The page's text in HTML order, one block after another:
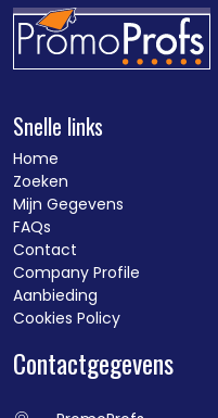
Snelle links
Home
Zoeken
Mijn Gegevens
FAQs
Contact
Company Profile
Aanbieding
Cookies Policy
Contactgegevens